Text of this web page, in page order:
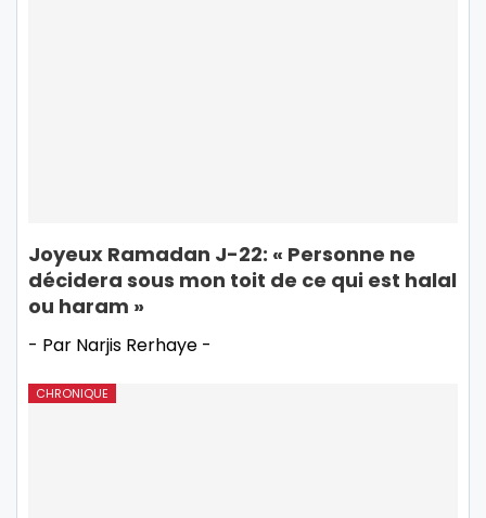
Joyeux Ramadan J-22: « Personne ne
décidera sous mon toit de ce qui est halal
ou haram »
- Par Narjis Rerhaye -
CHRONIQUE